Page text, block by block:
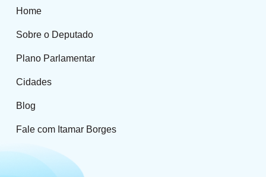
Home
Sobre o Deputado
Plano Parlamentar
Cidades
Blog
Fale com Itamar Borges